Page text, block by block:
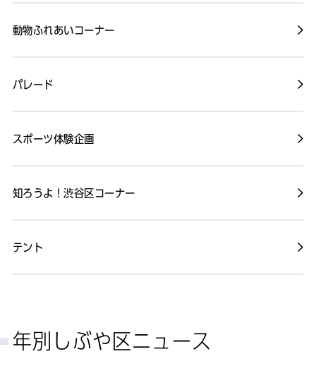
動物ふれあいコーナー
パレード
スポーツ体験企画
知ろうよ！渋谷区コーナー
テント
年別しぶや区ニュース